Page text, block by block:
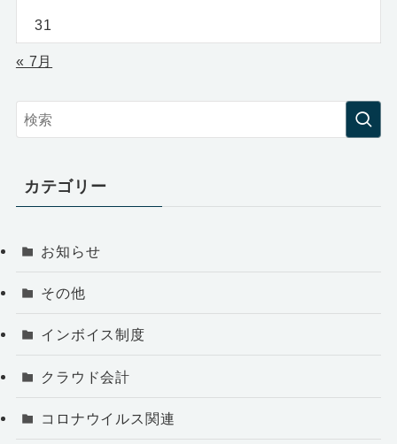
31
« 7月
カテゴリー
お知らせ
その他
インボイス制度
クラウド会計
コロナウイルス関連